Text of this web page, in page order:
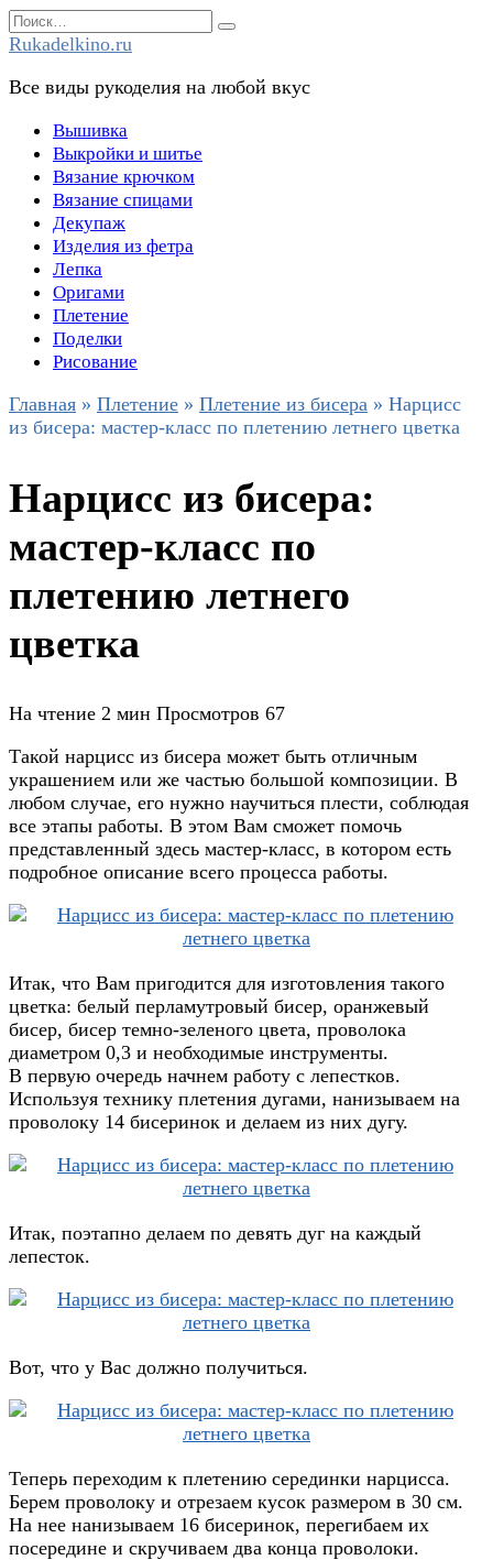
Перейти
к
Search
for:
Rukadelkino.ru
Все виды рукоделия на любой вкус
Вышивка
Выкройки и шитье
Вязание крючком
Вязание спицами
Декупаж
Изделия из фетра
Лепка
Оригами
Плетение
Поделки
Рисование
Главная » Плетение » Плетение из бисера » Нарцисс
из бисера: мастер-класс по плетению летнего цветка
Нарцисс из бисера:
мастер-класс по
плетению летнего
цветка
На чтение 2 мин Просмотров 67
Такой нарцисс из бисера может быть отличным
украшением или же частью большой композиции. В
любом случае, его нужно научиться плести, соблюдая
все этапы работы. В этом Вам сможет помочь
представленный здесь мастер-класс, в котором есть
подробное описание всего процесса работы.
Итак, что Вам пригодится для изготовления такого
цветка: белый перламутровый бисер, оранжевый
бисер, бисер темно-зеленого цвета, проволока
диаметром 0,3 и необходимые инструменты.
В первую очередь начнем работу с лепестков.
Используя технику плетения дугами, нанизываем на
проволоку 14 бисеринок и делаем из них дугу.
Итак, поэтапно делаем по девять дуг на каждый
лепесток.
Вот, что у Вас должно получиться.
Теперь переходим к плетению серединки нарцисса.
Берем проволоку и отрезаем кусок размером в 30 см.
На нее нанизываем 16 бисеринок, перегибаем их
посередине и скручиваем два конца проволоки.